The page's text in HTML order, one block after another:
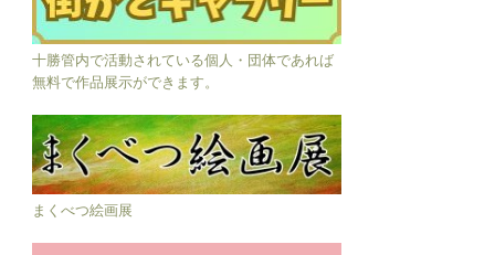
十勝管内で活動されている個人・団体であれば
無料で作品展示ができます。
まくべつ絵画展